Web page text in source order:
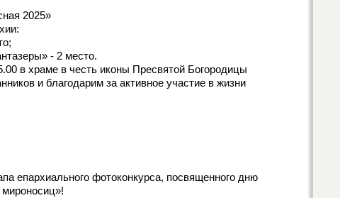
2025»
- 2 место.
в храме в честь иконы Пресвятой Богородицы
и благодарим за активное участие в жизни
епархиального фотоконкурса, посвященного дню